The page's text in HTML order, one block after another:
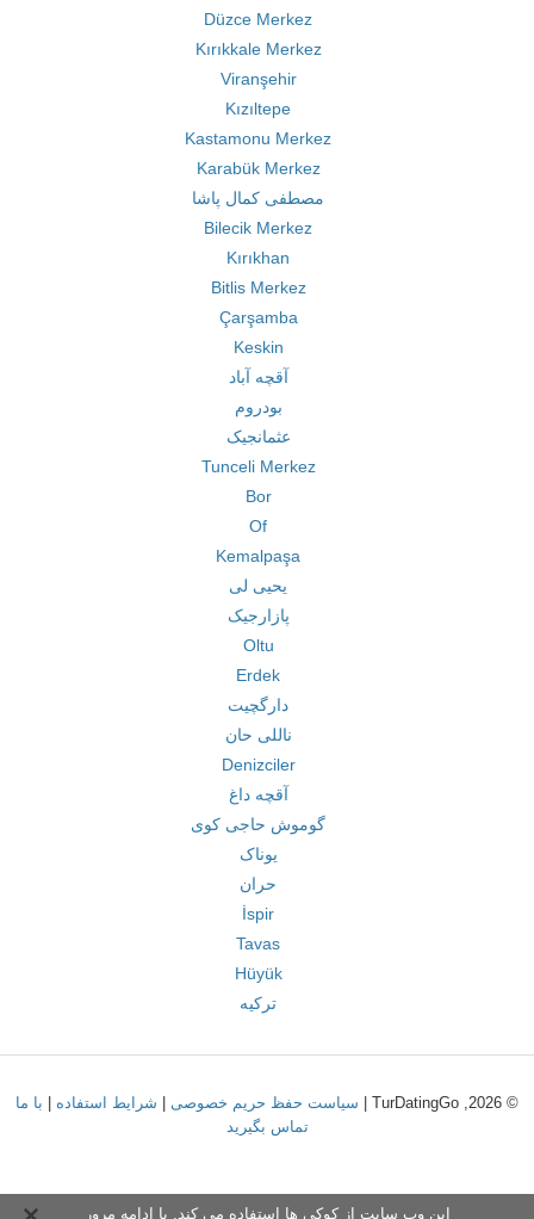
Düzce Merkez
Kırıkkale Merkez
Viranşehir
Kızıltepe
Kastamonu Merkez
Karabük Merkez
مصطفی کمال پاشا
Bilecik Merkez
Kırıkhan
Bitlis Merkez
Çarşamba
Keskin
آقچه آباد
بودروم
عثمانجیک
Tunceli Merkez
Bor
Of
Kemalpaşa
یحیی لی
پازارجیک
Oltu
Erdek
دارگچیت
ناللی حان
Denizciler
آقچه داغ
گوموش حاجی کوی
یوناک
حران
İspir
Tavas
Hüyük
ترکیه
© 2026, TurDatingGo | سیاست حفظ حریم خصوصی شرایط استفاده
با ما
تماس بگیرید
این وب سایت از کوکی ها استفاده می کند. با ادامه مرور